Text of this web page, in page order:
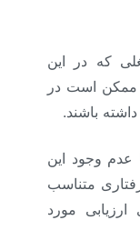
که در این
ممکن است در
باشند.
عدم وجود این
متناسب
مورد